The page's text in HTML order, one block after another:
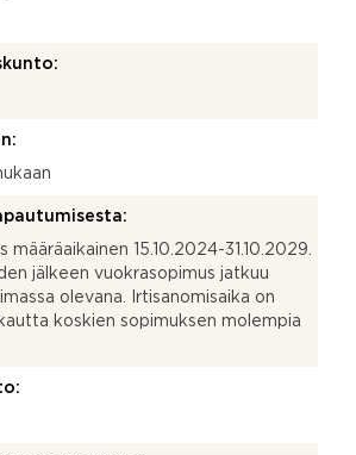
määräaikainen 15.10.2024-31.10.2029.
jälkeen vuokrasopimus jatkuu
olevana. Irtisanomisaika on
koskien sopimuksen molempia